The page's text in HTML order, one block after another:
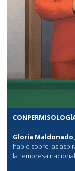
Gloria
habló sobre las
la "empresa